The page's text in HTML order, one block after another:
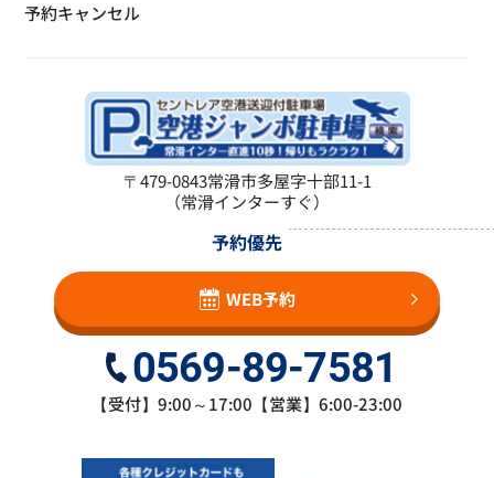
予約キャンセル
〒479-0843常滑市多屋字十部11-1
（常滑インターすぐ）
予約優先
WEB予約
0569-89-7581
【受付】9:00～17:00【営業】6:00-23:00